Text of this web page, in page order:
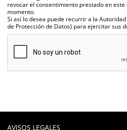
revocar el consentimiento prestado en
momento.
Si así lo desea puede recurrir a la
de Protección de Datos) para ejercitar sus
AVISOS LEGALES